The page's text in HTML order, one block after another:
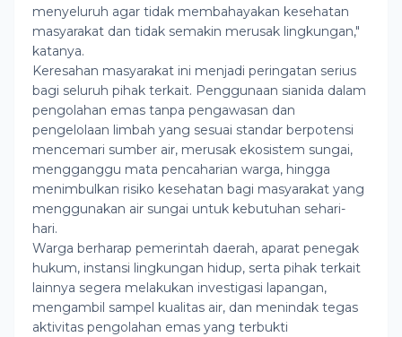
menyeluruh agar tidak membahayakan kesehatan
masyarakat dan tidak semakin merusak lingkungan,"
katanya.
Keresahan masyarakat ini menjadi peringatan serius
bagi seluruh pihak terkait. Penggunaan sianida dalam
pengolahan emas tanpa pengawasan dan
pengelolaan limbah yang sesuai standar berpotensi
mencemari sumber air, merusak ekosistem sungai,
mengganggu mata pencaharian warga, hingga
menimbulkan risiko kesehatan bagi masyarakat yang
menggunakan air sungai untuk kebutuhan sehari-
hari.
Warga berharap pemerintah daerah, aparat penegak
hukum, instansi lingkungan hidup, serta pihak terkait
lainnya segera melakukan investigasi lapangan,
mengambil sampel kualitas air, dan menindak tegas
aktivitas pengolahan emas yang terbukti